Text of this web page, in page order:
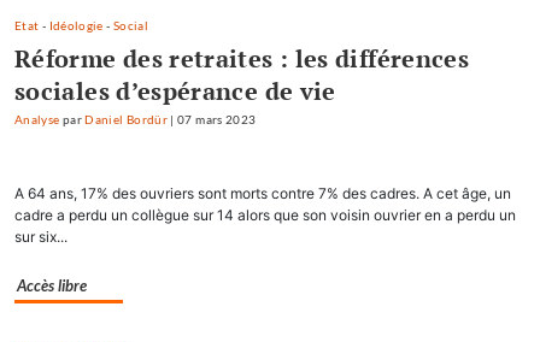
Etat - Idéologie - Social
Réforme des retraites : les différences
sociales d’espérance de vie
Analyse parDaniel Bordür |07 mars 2023
A 64 ans, 17% des ouvriers sont morts contre 7% des cadres. A cet âge, un
cadre a perdu un collègue sur 14 alors que son voisin ouvrier en a perdu un
sur six...
Accès libre